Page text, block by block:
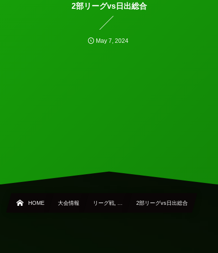
2部リーグvs日出総合
May 7 2024
HOME 大会情報 リーグ戦, … 2部リーグvs日出総合